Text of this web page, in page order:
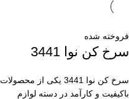
فروخته شده
سرخ کن نوا 3441
سرخ کن نوا 3441 یکی از محصولات
باکیفیت و کارآمد در دسته لوازم